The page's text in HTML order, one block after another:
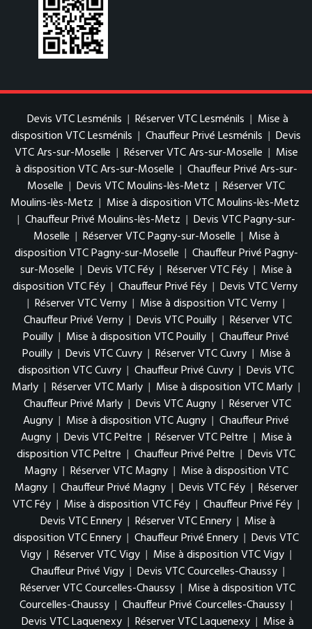
Devis VTC Lesménils | Réserver VTC Lesménils | Mise à
disposition VTC Lesménils | Chauffeur Privé Lesménils | Devis
VTC Ars-sur-Moselle | Réserver VTC Ars-sur-Moselle | Mise
à disposition VTC Ars-sur-Moselle | Chauffeur Privé Ars-sur-
Moselle | Devis VTC Moulins-lès-Metz | Réserver VTC
Moulins-lès-Metz | Mise à disposition VTC Moulins-lès-Metz
| Chauffeur Privé Moulins-lès-Metz | Devis VTC Pagny-sur-
Moselle | Réserver VTC Pagny-sur-Moselle | Mise à
disposition VTC Pagny-sur-Moselle | Chauffeur Privé Pagny-
sur-Moselle | Devis VTC Féy | Réserver VTC Féy | Mise à
disposition VTC Féy | Chauffeur Privé Féy | Devis VTC Verny
| Réserver VTC Verny | Mise à disposition VTC Verny |
Chauffeur Privé Verny | Devis VTC Pouilly | Réserver VTC
Pouilly | Mise à disposition VTC Pouilly | Chauffeur Privé
Pouilly | Devis VTC Cuvry | Réserver VTC Cuvry | Mise à
disposition VTC Cuvry | Chauffeur Privé Cuvry | Devis VTC
Marly | Réserver VTC Marly | Mise à disposition VTC Marly |
Chauffeur Privé Marly | Devis VTC Augny | Réserver VTC
Augny | Mise à disposition VTC Augny | Chauffeur Privé
Augny | Devis VTC Peltre | Réserver VTC Peltre | Mise à
disposition VTC Peltre | Chauffeur Privé Peltre | Devis VTC
Magny | Réserver VTC Magny | Mise à disposition VTC
Magny | Chauffeur Privé Magny | Devis VTC Féy | Réserver
VTC Féy | Mise à disposition VTC Féy | Chauffeur Privé Féy |
Devis VTC Ennery | Réserver VTC Ennery | Mise à
disposition VTC Ennery | Chauffeur Privé Ennery | Devis VTC
Vigy | Réserver VTC Vigy | Mise à disposition VTC Vigy |
Chauffeur Privé Vigy | Devis VTC Courcelles-Chaussy |
Réserver VTC Courcelles-Chaussy | Mise à disposition VTC
Courcelles-Chaussy | Chauffeur Privé Courcelles-Chaussy |
Devis VTC Laquenexy | Réserver VTC Laquenexy | Mise à